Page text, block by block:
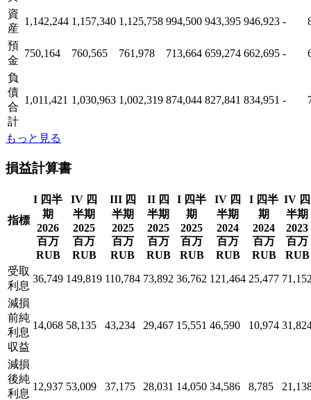
資
産
1,142,244 1,157,340 1,125,758 994,500 943,395 946,923 -
預
金
750,164 760,565 761,978 713,664 659,274 662,695 -
負
債
合
計
1,011,421 1,030,963 1,002,319 874,044 827,841 834,951 -
もっと見る
損益計算書
指標
I 四半
期
2026
百万
RUB
IV 四
半期
2025
百万
RUB
III 四
半期
2025
百万
RUB
II 四
半期
2025
百万
RUB
I 四半
期
2025
百万
RUB
IV 四
半期
2024
百万
RUB
I 四半
期
2024
百万
RUB
IV 四
半期
2023
百万
RUB
受取
利息
36,749 149,819 110,784 73,892 36,762 121,464 25,477
減損
前純
利息
収益
14,068 58,135 43,234 29,467 15,551 46,590 10,974
減損
後純
利息
12,937 53,009 37,175 28,031 14,050 34,586 8,785